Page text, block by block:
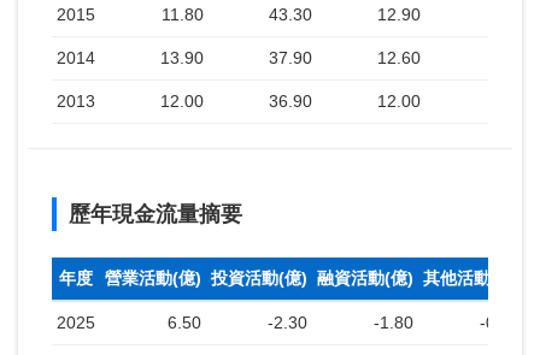
2015 11.80 43.30 12.90
2014 13.90 37.90 12.60
2013 12.00 36.90 12.00
歷年現金流量摘要
年度 營業活動(億) 投資活動(億) 融資活動(億) 其他活動(億)
2025 6.50 -2.30 -1.80 -0.90